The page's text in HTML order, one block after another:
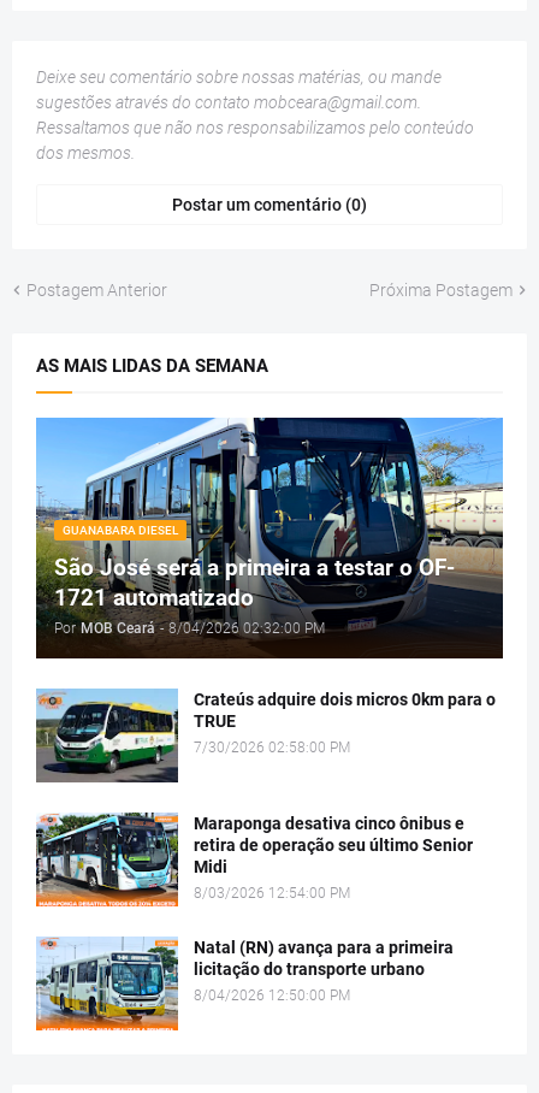
Deixe seu comentário sobre nossas matérias, ou mande
sugestões através do contato mobceara@gmail.com
Ressaltamos que não nos responsabilizamos pelo conteúdo
dos mesmos.
Postar um comentário (0)
Postagem Anterior Próxima Postagem
AS MAIS LIDAS DA SEMANA
GUANABARA DIESEL
São José será a primeira a testar o OF-
1721 automatizado
Por MOB Ceará - 8/04/2026 02:32:00 PM
Crateús adquire dois micros 0km para o
TRUE
7/30/2026 02:58:00 PM
Maraponga desativa cinco ônibus e
retira de operação seu último Senior
Midi
8/03/2026 12:54:00 PM
Natal (RN) avança para a primeira
licitação do transporte urbano
8/04/2026 12:50:00 PM